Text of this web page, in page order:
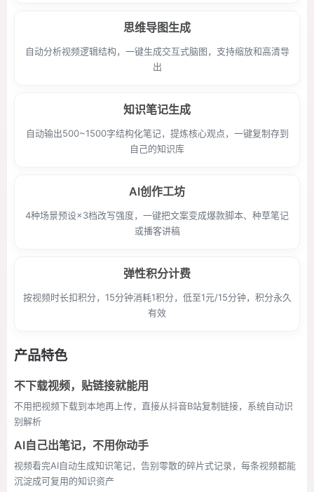
思维导图生成
自动分析视频逻辑结构，一键生成交互式脑图，支持缩放和高清导
出
知识笔记生成
自动输出500~1500字结构化笔记，提炼核心观点，一键复制存到
自己的知识库
AI创作工坊
4种场景预设×3档改写强度，一键把文案变成爆款脚本、种草笔记
或播客讲稿
弹性积分计费
按视频时长扣积分，15分钟消耗1积分，低至1元/15分钟，积分永久
有效
产品特色
不下载视频，贴链接就能用
不用把视频下载到本地再上传，直接从抖音B站复制链接，系统自动识
别解析
AI自己出笔记，不用你动手
视频看完AI自动生成知识笔记，告别零散的碎片式记录，每条视频都能
沉淀成可复用的知识资产